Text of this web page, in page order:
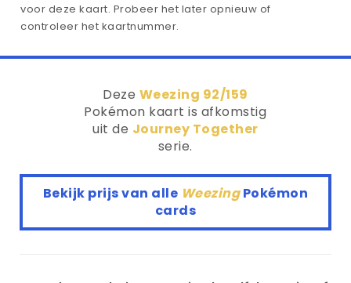
voor deze kaart. Probeer het later opnieuw of
controleer het kaartnummer.
Deze Weezing 92/159
Pokémon kaart is afkomstig
uit de Journey Together
serie.
Bekijk prijs van alle WeezingPokémon
cards